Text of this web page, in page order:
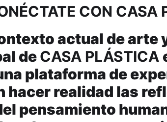
CON CASA
actual de arte
deCASA PLÁSTICA
plataforma de
hacer realidad las
pensamiento